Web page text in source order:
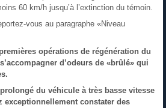
60 km/h jusqu’à l’extinction du témoin.
vous au paragraphe «Niveau
opérations de régénération du
d’odeurs de «brûlé» qui
du véhicule à très basse vitesse
exceptionnellement constater des